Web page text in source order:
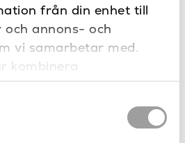
från din enhet till
och annons- och
vi samarbetar med.
kombinera
annan information som
använt deras tjänster.